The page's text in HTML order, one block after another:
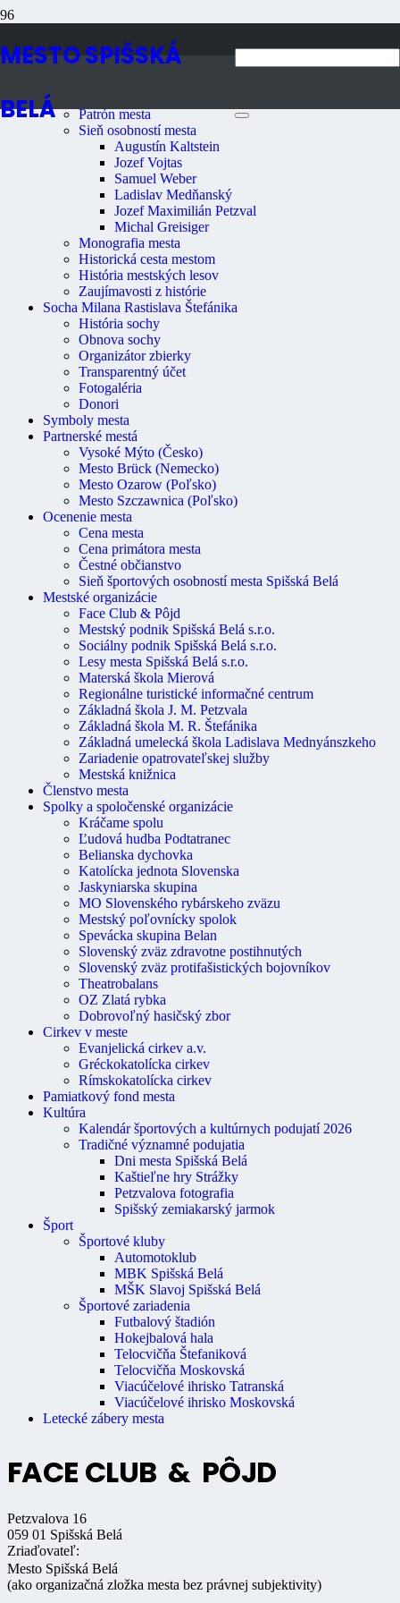
MESTO SPIŠSKÁ
BELÁ
Navigácia
Patrón mesta
Sieň osobností mesta
Augustín Kaltstein
Jozef Vojtas
Samuel Weber
Ladislav Medňanský
Jozef Maximilián Petzval
Michal Greisiger
Monografia mesta
Historická cesta mestom
História mestských lesov
Zaujímavosti z histórie
Socha Milana Rastislava Štefánika
História sochy
Obnova sochy
Organizátor zbierky
Transparentný účet
Fotogaléria
Donori
Symboly mesta
Partnerské mestá
Vysoké Mýto (Česko)
Mesto Brück (Nemecko)
Mesto Ozarow (Poľsko)
Mesto Szczawnica (Poľsko)
Ocenenie mesta
Cena mesta
Cena primátora mesta
Čestné občianstvo
Sieň športových osobností mesta Spišská Belá
Mestské organizácie
Face Club & Pôjd
Mestský podnik Spišská Belá s.r.o.
Sociálny podnik Spišská Belá s.r.o.
Lesy mesta Spišská Belá s.r.o.
Materská škola Mierová
Regionálne turistické informačné centrum
Základná škola J. M. Petzvala
Základná škola M. R. Štefánika
Základná umelecká škola Ladislava Mednyánszkeho
Zariadenie opatrovateľskej služby
Mestská knižnica
Členstvo mesta
Spolky a spoločenské organizácie
Kráčame spolu
Ľudová hudba Podtatranec
Belianska dychovka
Katolícka jednota Slovenska
Jaskyniarska skupina
MO Slovenského rybárskeho zväzu
Mestský poľovnícky spolok
Spevácka skupina Belan
Slovenský zväz zdravotne postihnutých
Slovenský zväz protifašistických bojovníkov
Theatrobalans
OZ Zlatá rybka
Dobrovoľný hasičský zbor
Cirkev v meste
Evanjelická cirkev a.v.
Gréckokatolícka cirkev
Rímskokatolícka cirkev
Pamiatkový fond mesta
Kultúra
Kalendár športových a kultúrnych podujatí 2026
Tradičné významné podujatia
Dni mesta Spišská Belá
Kaštieľne hry Strážky
Petzvalova fotografia
Spišský zemiakarský jarmok
Šport
Športové kluby
Automotoklub
MBK Spišská Belá
MŠK Slavoj Spišská Belá
Športové zariadenia
Futbalový štadión
Hokejbalová hala
Telocvičňa Štefaniková
Telocvičňa Moskovská
Viacúčelové ihrisko Tatranská
Viacúčelové ihrisko Moskovská
Letecké zábery mesta
FACE CLUB & PÔJD
Petzvalova 16
059 01 Spišská Belá
Zriaďovateľ:
Mesto Spišská Belá
(ako organizačná zložka mesta bez právnej subjektivity)